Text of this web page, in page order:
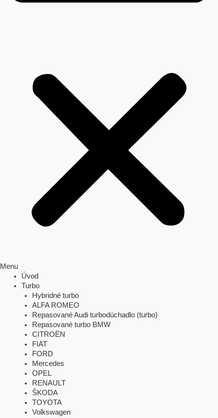
Menu
Úvod
Turbo
Hybridné turbo
ALFA ROMEO
Repasované Audi turbodúchadlo (turbo)
Repasované turbo BMW
CITROËN
FIAT
FORD
Mercedes
OPEL
RENAULT
ŠKODA
TOYOTA
Volkswagen